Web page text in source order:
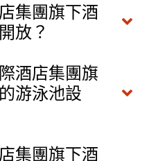
集團旗下酒
放？
酒店集團旗
游泳池設
集團旗下酒